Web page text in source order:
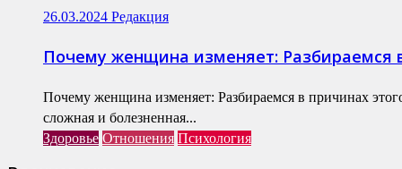
26.03.2024 Редакция
Почему женщина изменяет: Разбираемся
Почему женщина изменяет: Разбираемся в причинах
сложная и болезненная...
Здоровье Отношения Психология